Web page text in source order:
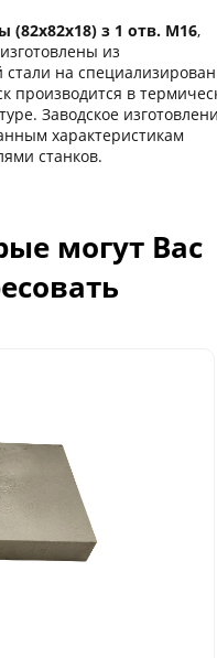
(82х82х18) з 1 отв. М16,
из
стали на
производится в
Заводское
характеристикам
станков.
могут Вас